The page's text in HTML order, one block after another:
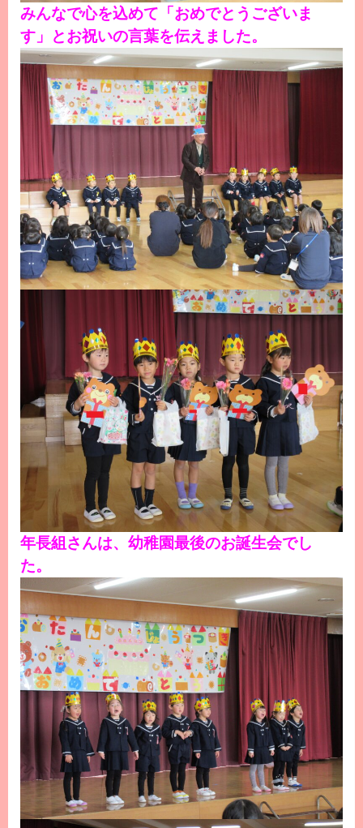
みんなで心を込めて「おめでとうございま
す」とお祝いの言葉を伝えました。
年長組さんは、幼稚園最後のお誕生会でし
た。